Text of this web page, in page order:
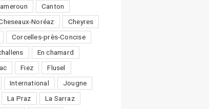
Canton
Noréaz
Cheyres
Corcelles-près-Concise
En chamard
Fiez
Flusel
International
Jougne
La Praz
La Sarraz